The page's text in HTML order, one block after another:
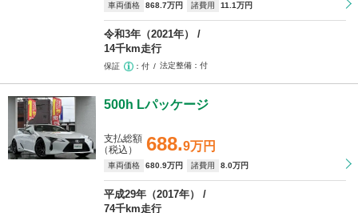
車両価格 868 .7万円 諸費用 11 .1万円
令和3年（2021年）
14千km走行
保証 付 法定整備 付
500h Lパッケージ
688.9万円
支払総額
（税込）
車両価格 680 .9万円 諸費用 8 .0万円
平成29年（2017年）
74千km走行